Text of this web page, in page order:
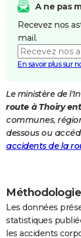
Destinations
City break
Voyage nature
Voyage de noces
Forum
Climat
PHOTO
GUIDES D'ACHAT
BONS PLANS
Carte de Noël
Carte Bonne année
Carte Saint-Valentin
Carte Pâques
Carte
DICTIONNAIRE
Dictionnaire
Biographies
Citations
Expressions
Proverbes
PROGRAMME TV
FORUM
Bricolage
Television
A ne pas
Recevez nos
mail.
En savoir plus sur
Le ministère de
route à Thoiry
communes,
dessous ou
accidents de la
Méthodologie
Les données
statistiques
les accidents